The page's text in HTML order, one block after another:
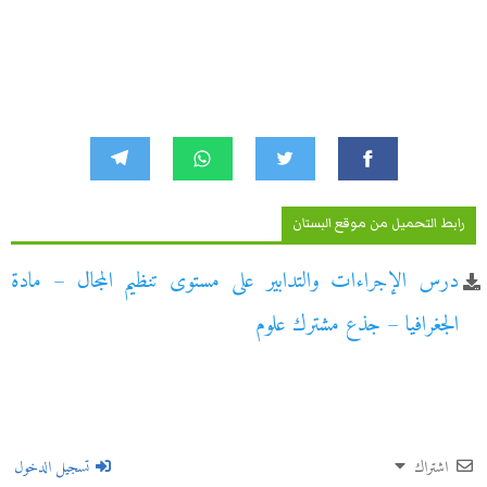
رابط التحميل من موقع البستان
درس الإجراءات والتدابير على مستوى تنظيم المجال – مادة
الجغرافيا – جذع مشترك علوم
اشتراك تسجيل الدخول